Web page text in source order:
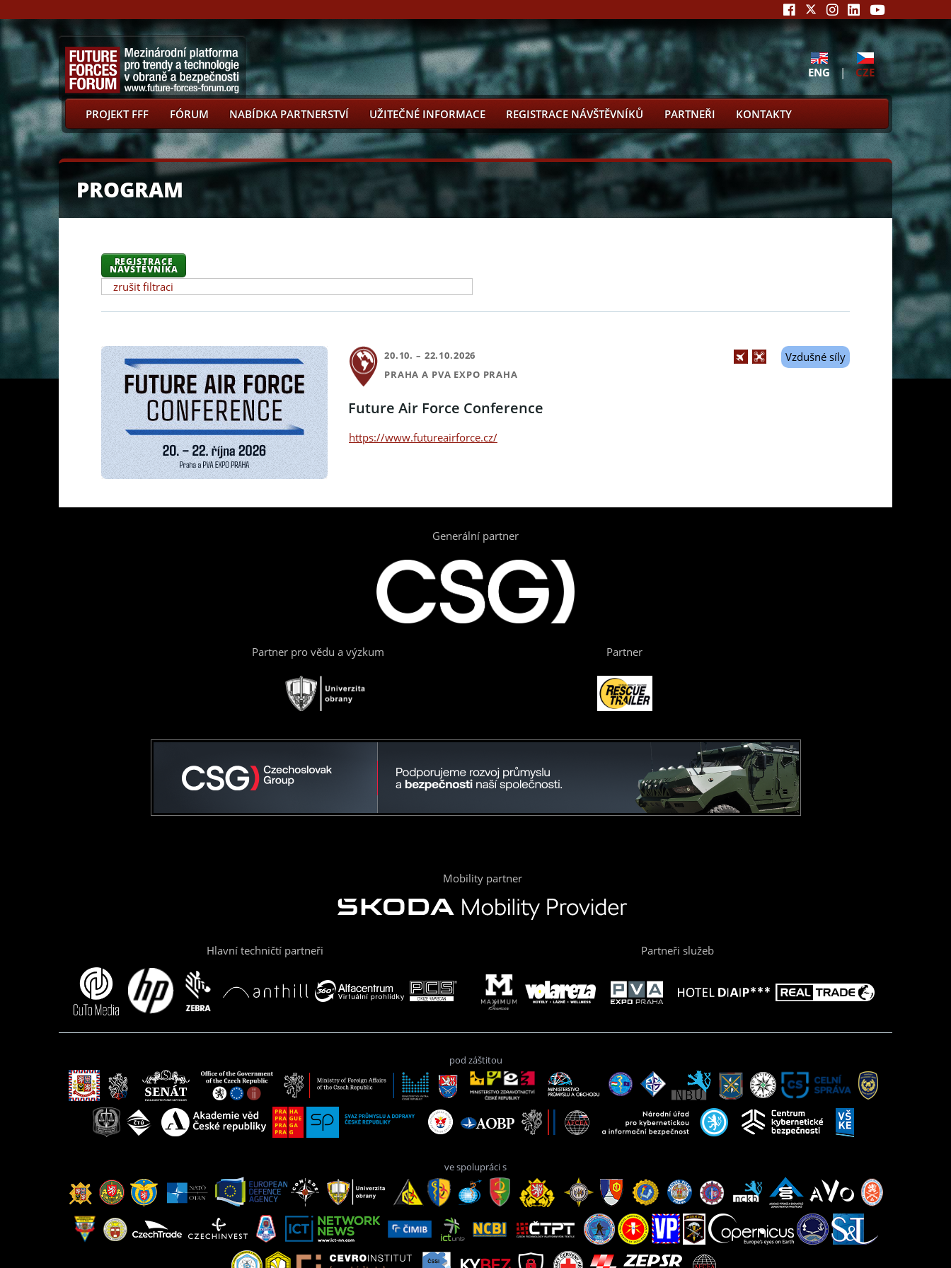
ENG | CZE
PROJEKT FFF FÓRUM NABÍDKA PARTNERSTVÍ UŽITEČNÉ INFORMACE REGISTRACE NÁVŠTĚVNÍKŮ PARTNEŘI KONTAKTY
PROGRAM
REGISTRACE
NÁVŠTĚVNÍKA
zrušit filtraci
Vzdušné síly
20.10. – 22.10.2026
PRAHA A PVA EXPO PRAHA
Future Air Force Conference
https://www.futureairforce.cz/
Generální partner
Partner pro vědu a výzkum Partner
Mobility partner
Hlavní techničtí partneři Partneři služeb
pod záštitou
ve spolupráci s